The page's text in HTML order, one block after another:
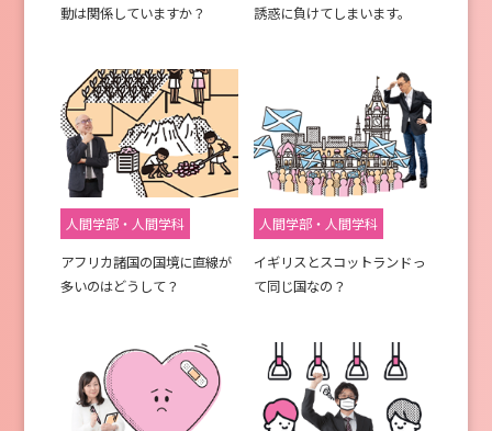
動は関係していますか？
誘惑に負けてしまいます。
人間学部・人間学科
アフリカ諸国の国境に直線が
多いのはどうして？
人間学部・人間学科
イギリスとスコットランドっ
て同じ国なの？